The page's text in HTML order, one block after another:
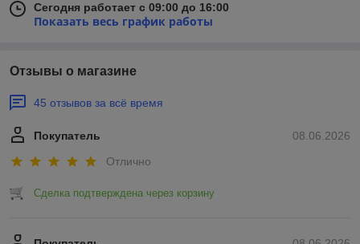
Сегодня работает с 09:00 до 16:00
Показать весь график работы
Отзывы о магазине
45 отзывов за всё время
08.06.2026
Покупатель
Отлично
Сделка подтверждена через корзину